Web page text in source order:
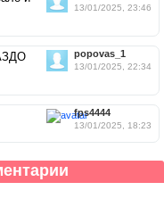
13/01/2025, 23:46
popovas_1
13/01/2025, 22:34
fps4444
13/01/2025, 18:23